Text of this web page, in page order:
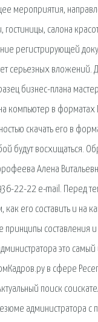
мероприятия,
гостиницы, салона
регистрирующей
серьезных
бизнес-плана
компьютер в форматах
скачать его в
будут восхищаться.
Алена
22-22 e-mail. Перед
его составить и на
принципы
это
в сфере
поиск
администратора